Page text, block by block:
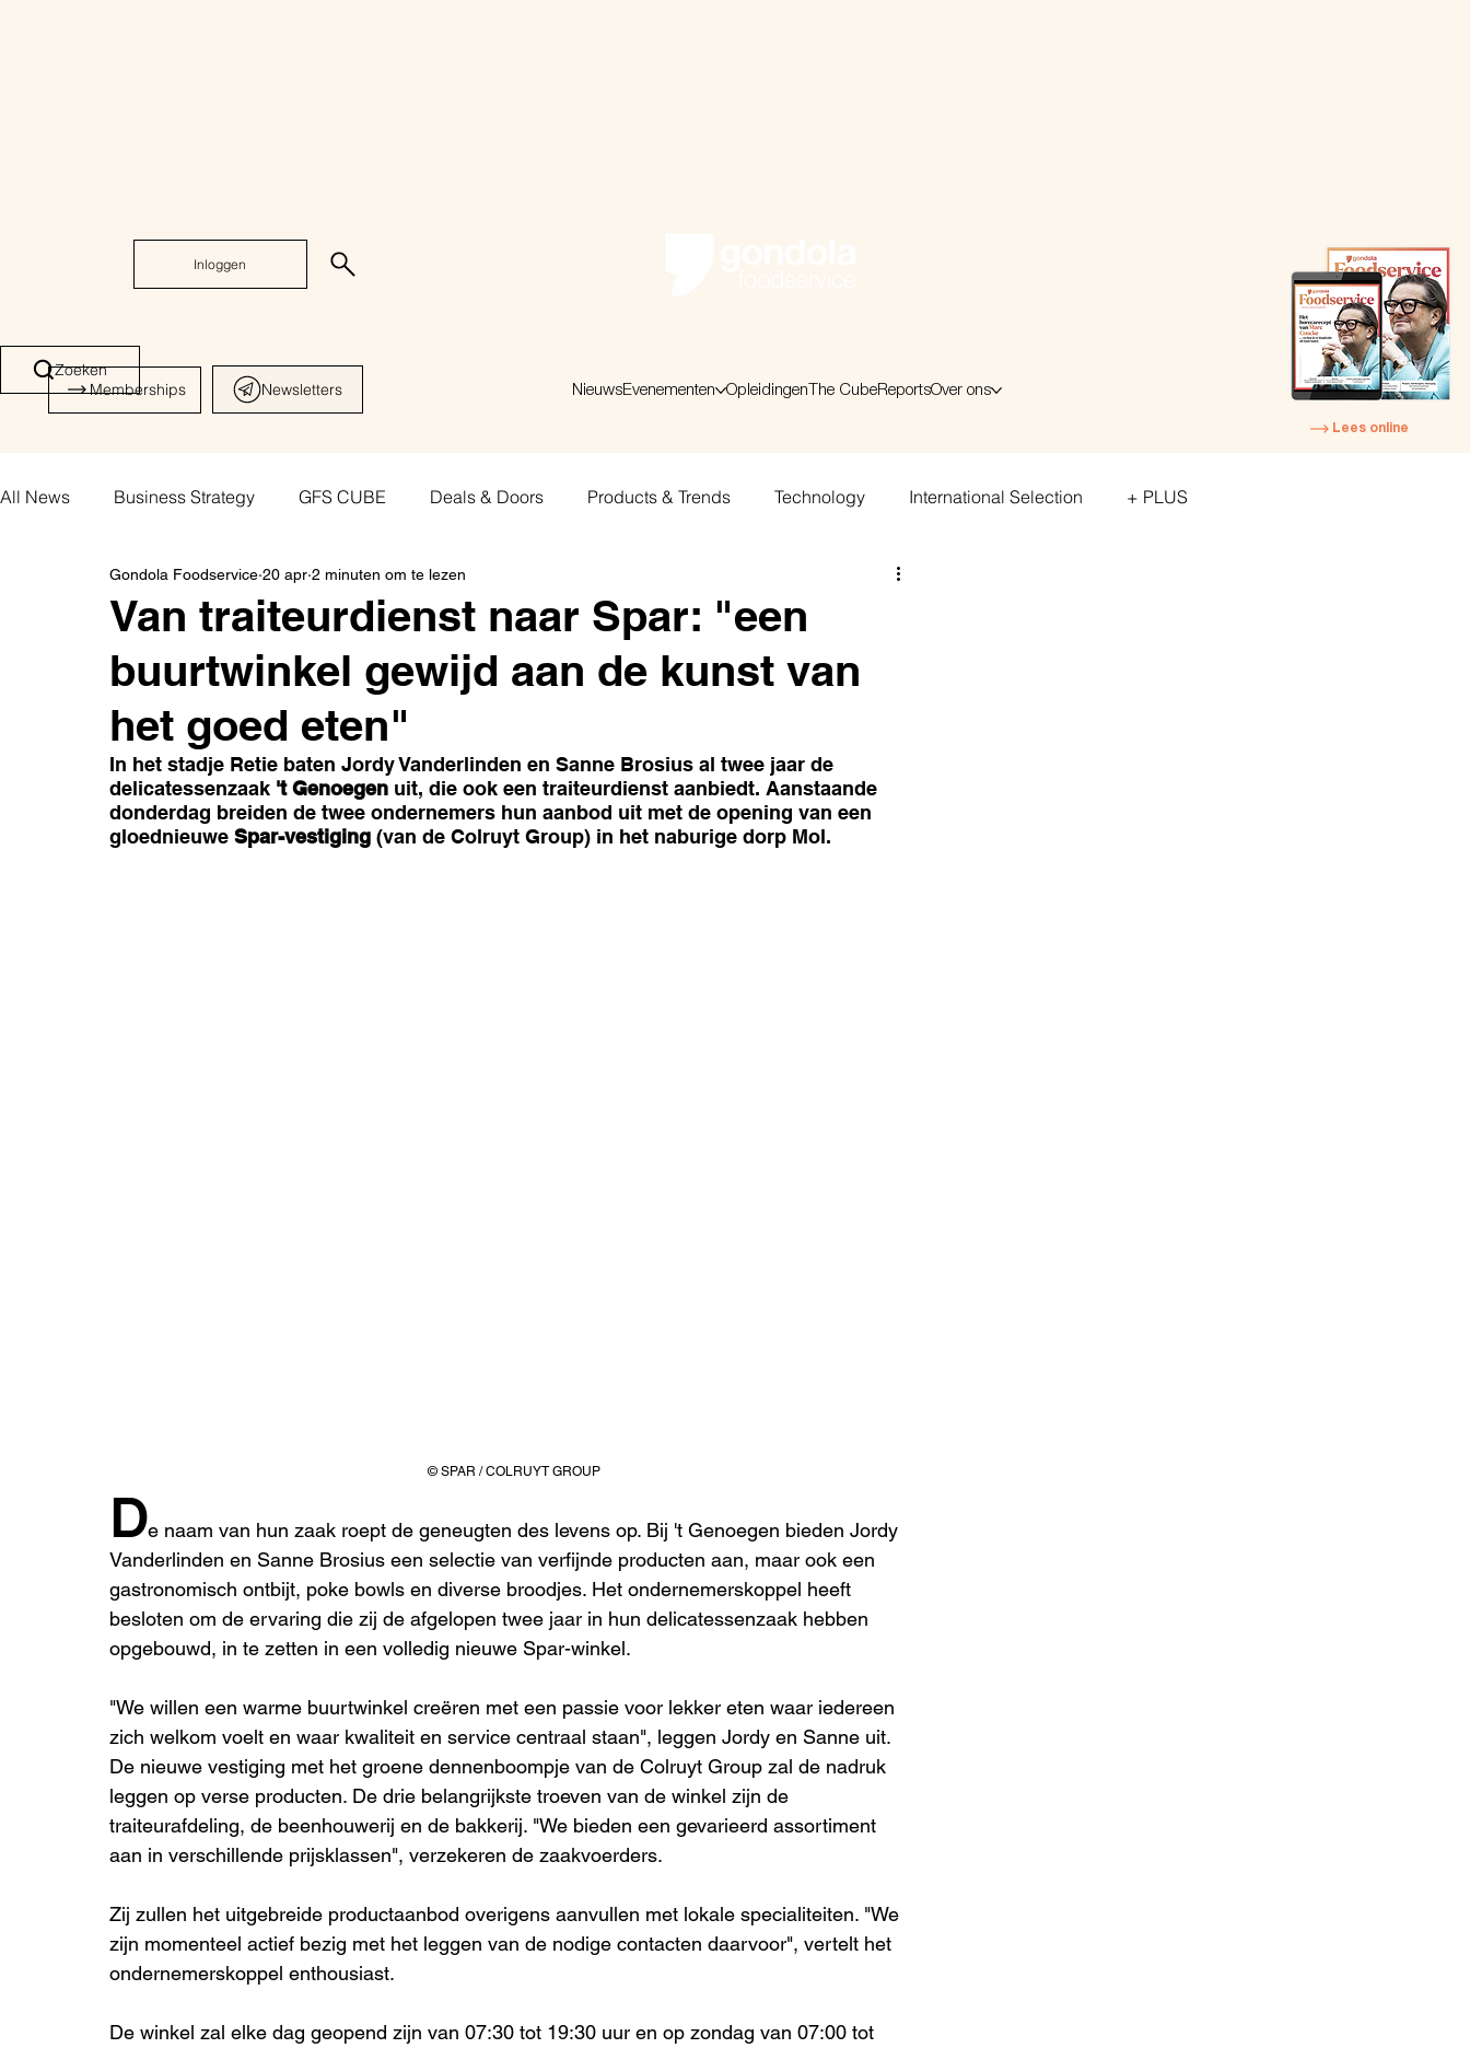
Zoeken
Inloggen
Memberships Newsletters NieuwsEvenementen Opleidingen The CubeReportsOver ons
Lees online
All News Business Strategy GFS CUBE Deals & Doors Products & Trends Technology International Selection + PLUS
Van traiteurdienst naar Spar: "een
buurtwinkel gewijd aan de kunst van
het goed eten"
Gondola Foodservice 20 apr 2 minuten om te lezen
In het stadje Retie baten Jordy Vanderlinden en Sanne Brosius al twee jaar de
delicatessenzaak 't Genoegen uit, die ook een traiteurdienst aanbiedt. Aanstaande
donderdag breiden de twee ondernemers hun aanbod uit met de opening van een
gloednieuwe Spar-vestiging (van de Colruyt Group) in het naburige dorp Mol.
© SPAR / COLRUYT GROUP
De naam van hun zaak roept de geneugten des levens op. Bij 't Genoegen bieden Jordy
Vanderlinden en Sanne Brosius een selectie van verfijnde producten aan, maar ook een
gastronomisch ontbijt, poke bowls en diverse broodjes. Het ondernemerskoppel heeft
besloten om de ervaring die zij de afgelopen twee jaar in hun delicatessenzaak hebben
opgebouwd, in te zetten in een volledig nieuwe Spar-winkel.
"We willen een warme buurtwinkel creëren met een passie voor lekker eten waar iedereen
zich welkom voelt en waar kwaliteit en service centraal staan", leggen Jordy en Sanne uit.
De nieuwe vestiging met het groene dennenboompje van de Colruyt Group zal de nadruk
leggen op verse producten. De drie belangrijkste troeven van de winkel zijn de
traiteurafdeling, de beenhouwerij en de bakkerij. "We bieden een gevarieerd assortiment
aan in verschillende prijsklassen", verzekeren de zaakvoerders.
Zij zullen het uitgebreide productaanbod overigens aanvullen met lokale specialiteiten. "We
zijn momenteel actief bezig met het leggen van de nodige contacten daarvoor", vertelt het
ondernemerskoppel enthousiast.
De winkel zal elke dag geopend zijn van 07:30 tot 19:30 uur en op zondag van 07:00 tot